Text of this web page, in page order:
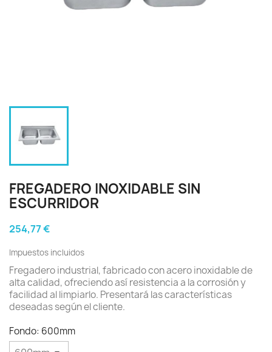
FREGADERO INOXIDABLE SIN
ESCURRIDOR
254,77 €
Impuestos incluidos
Fregadero industrial, fabricado con acero inoxidable de
alta calidad, ofreciendo así resistencia a la corrosión y
facilidad al limpiarlo. Presentará las características
deseadas según el cliente.
Fondo: 600mm